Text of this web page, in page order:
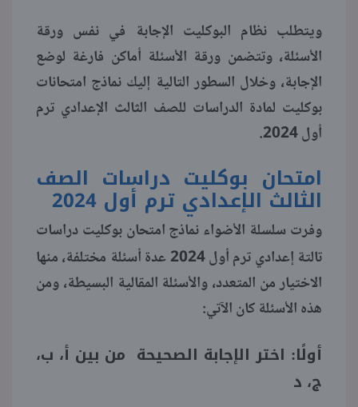
ويتطلب نظام البوكليت الإجابة في نفس ورقة
الأسئلة، وتتضمن ورقة الأسئلة أماكن فارغة لوضع
الإجابة، وخلال السطور التالية إليك نماذج امتحانات
بوكليت لمادة الدراسات للصف الثالث الإعدادي ترم
أول 2024.
امتحان بوكليت دراسات الصف
الثالث الإعدادي ترم أول 2024
وفرت سلسلة الأضواء نماذج امتحان بوكليت دراسات
تالتة إعدادي ترم أول2024عدة أسئلة مختلفة، منها
الاختيار من المتعدد، والأسئلة المقالية البسيطة، ومن
هذه الأسئلة كان الآتي:
أولًا: اختر الإجابة الصحيحة من بين أ، ب،
ج، د